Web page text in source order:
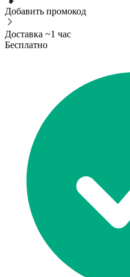
Добавить промокод
Доставка ~1 час
Бесплатно